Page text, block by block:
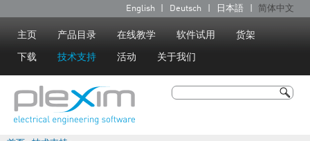
Jump to navigation
语
言
English Deutsch 日本語 简体中文
主页 产品目录 在线教学 软件试用 货架
下载 技术支持 活动 关于我们
搜索